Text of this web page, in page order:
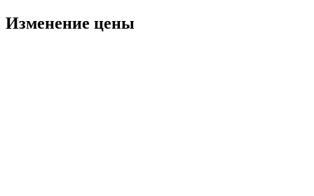
Изменение цены